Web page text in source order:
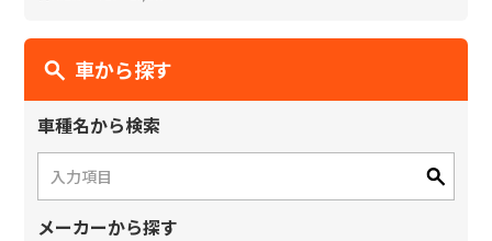
日本語
サイト内検索
ニュース
採用情報
車から探す
車種名から検索
メーカーから探す